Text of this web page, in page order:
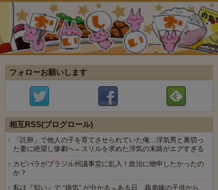
フォローお願いします
相互RSS(ブログロール)
「託卵」で他人の子を育てさせられていた俺…浮気男と裏切っ
た妻に絶望し惨劇へ←スリルを求めた浮気の末路がエグすぎる
カピバラがブラジル州議事堂に乱入！政治に物申したかったの
か？
私は『匂い』で “病気” が分かる→ある日、義弟嫁の子供から